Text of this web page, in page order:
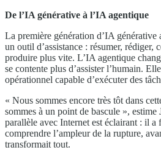
De l’IA générative à l’IA agentique
La première génération d’IA générative
un outil d’assistance : résumer, rédiger,
produire plus vite. L’IA agentique
se contente plus d’assister l’humain.
opérationnel capable d’exécuter des
« Nous sommes encore très tôt dans
sommes à un point de bascule »,
parallèle avec Internet est éclairant : il
comprendre l’ampleur de la rupture,
transformait tout.